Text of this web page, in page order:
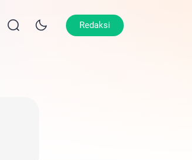
Lifestyle Olahraga
Redaksi